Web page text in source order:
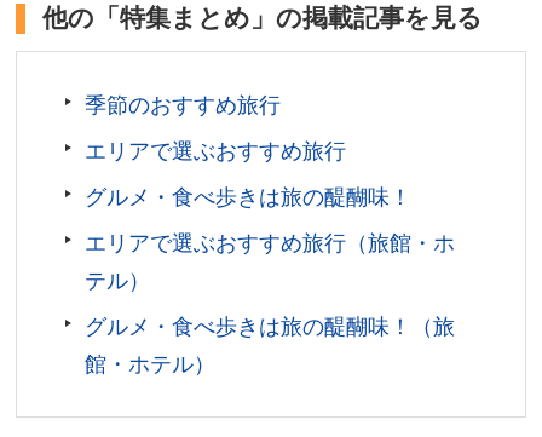
演し、漫才や落語、吉本新喜劇を毎日上演。大阪の
お笑いの聖地で、楽しいひとときをどうぞ。
大阪府大阪市
料金／詳しくは公式サイトをご確認ください。
受付時間／[平日］10:00～18:00［土・日・祝］9:00～
18:00
アクセス／地下鉄御堂筋線 なんば駅3番出口よ
り“NAMBAなんなん”のE5番出口→南海通り商店街に入
る→1つ目の四つ角を右へ約30m。南海・近鉄・阪神・
JR 難波駅より高島屋を目印に南海通りを東へ→1つ目の
所在地／大阪府大阪市中央区難波千日前11-6
他の「特集まとめ」の掲載記事を見る
季節のおすすめ旅行
エリアで選ぶおすすめ旅行
グルメ・食べ歩きは旅の醍醐味！
エリアで選ぶおすすめ旅行（旅館・ホ
テル）
グルメ・食べ歩きは旅の醍醐味！（旅
館・ホテル）